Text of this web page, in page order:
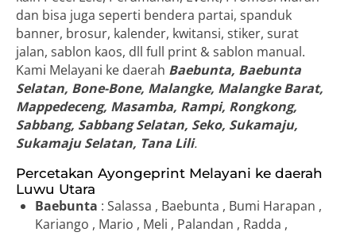
dan bisa juga seperti bendera partai, spanduk
banner, brosur, kalender, kwitansi, stiker, surat
jalan, sablon kaos, dll full print & sablon manual.
Kami Melayani ke daerah Baebunta, Baebunta
Selatan, Bone-Bone, Malangke, Malangke Barat,
Mappedeceng, Masamba, Rampi, Rongkong,
Sabbang, Sabbang Selatan, Seko, Sukamaju,
Sukamaju Selatan, Tana Lili.
Percetakan Ayongeprint Melayani ke daerah
Luwu Utara
Baebunta : Salassa , Baebunta , Bumi Harapan ,
Kariango , Mario , Meli , Palandan , Radda ,